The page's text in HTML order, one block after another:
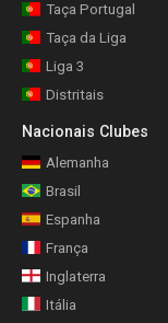
Taça Portugal
Taça da Liga
Liga 3
Distritais
Nacionais Clubes
Alemanha
Brasil
Espanha
França
Inglaterra
Itália